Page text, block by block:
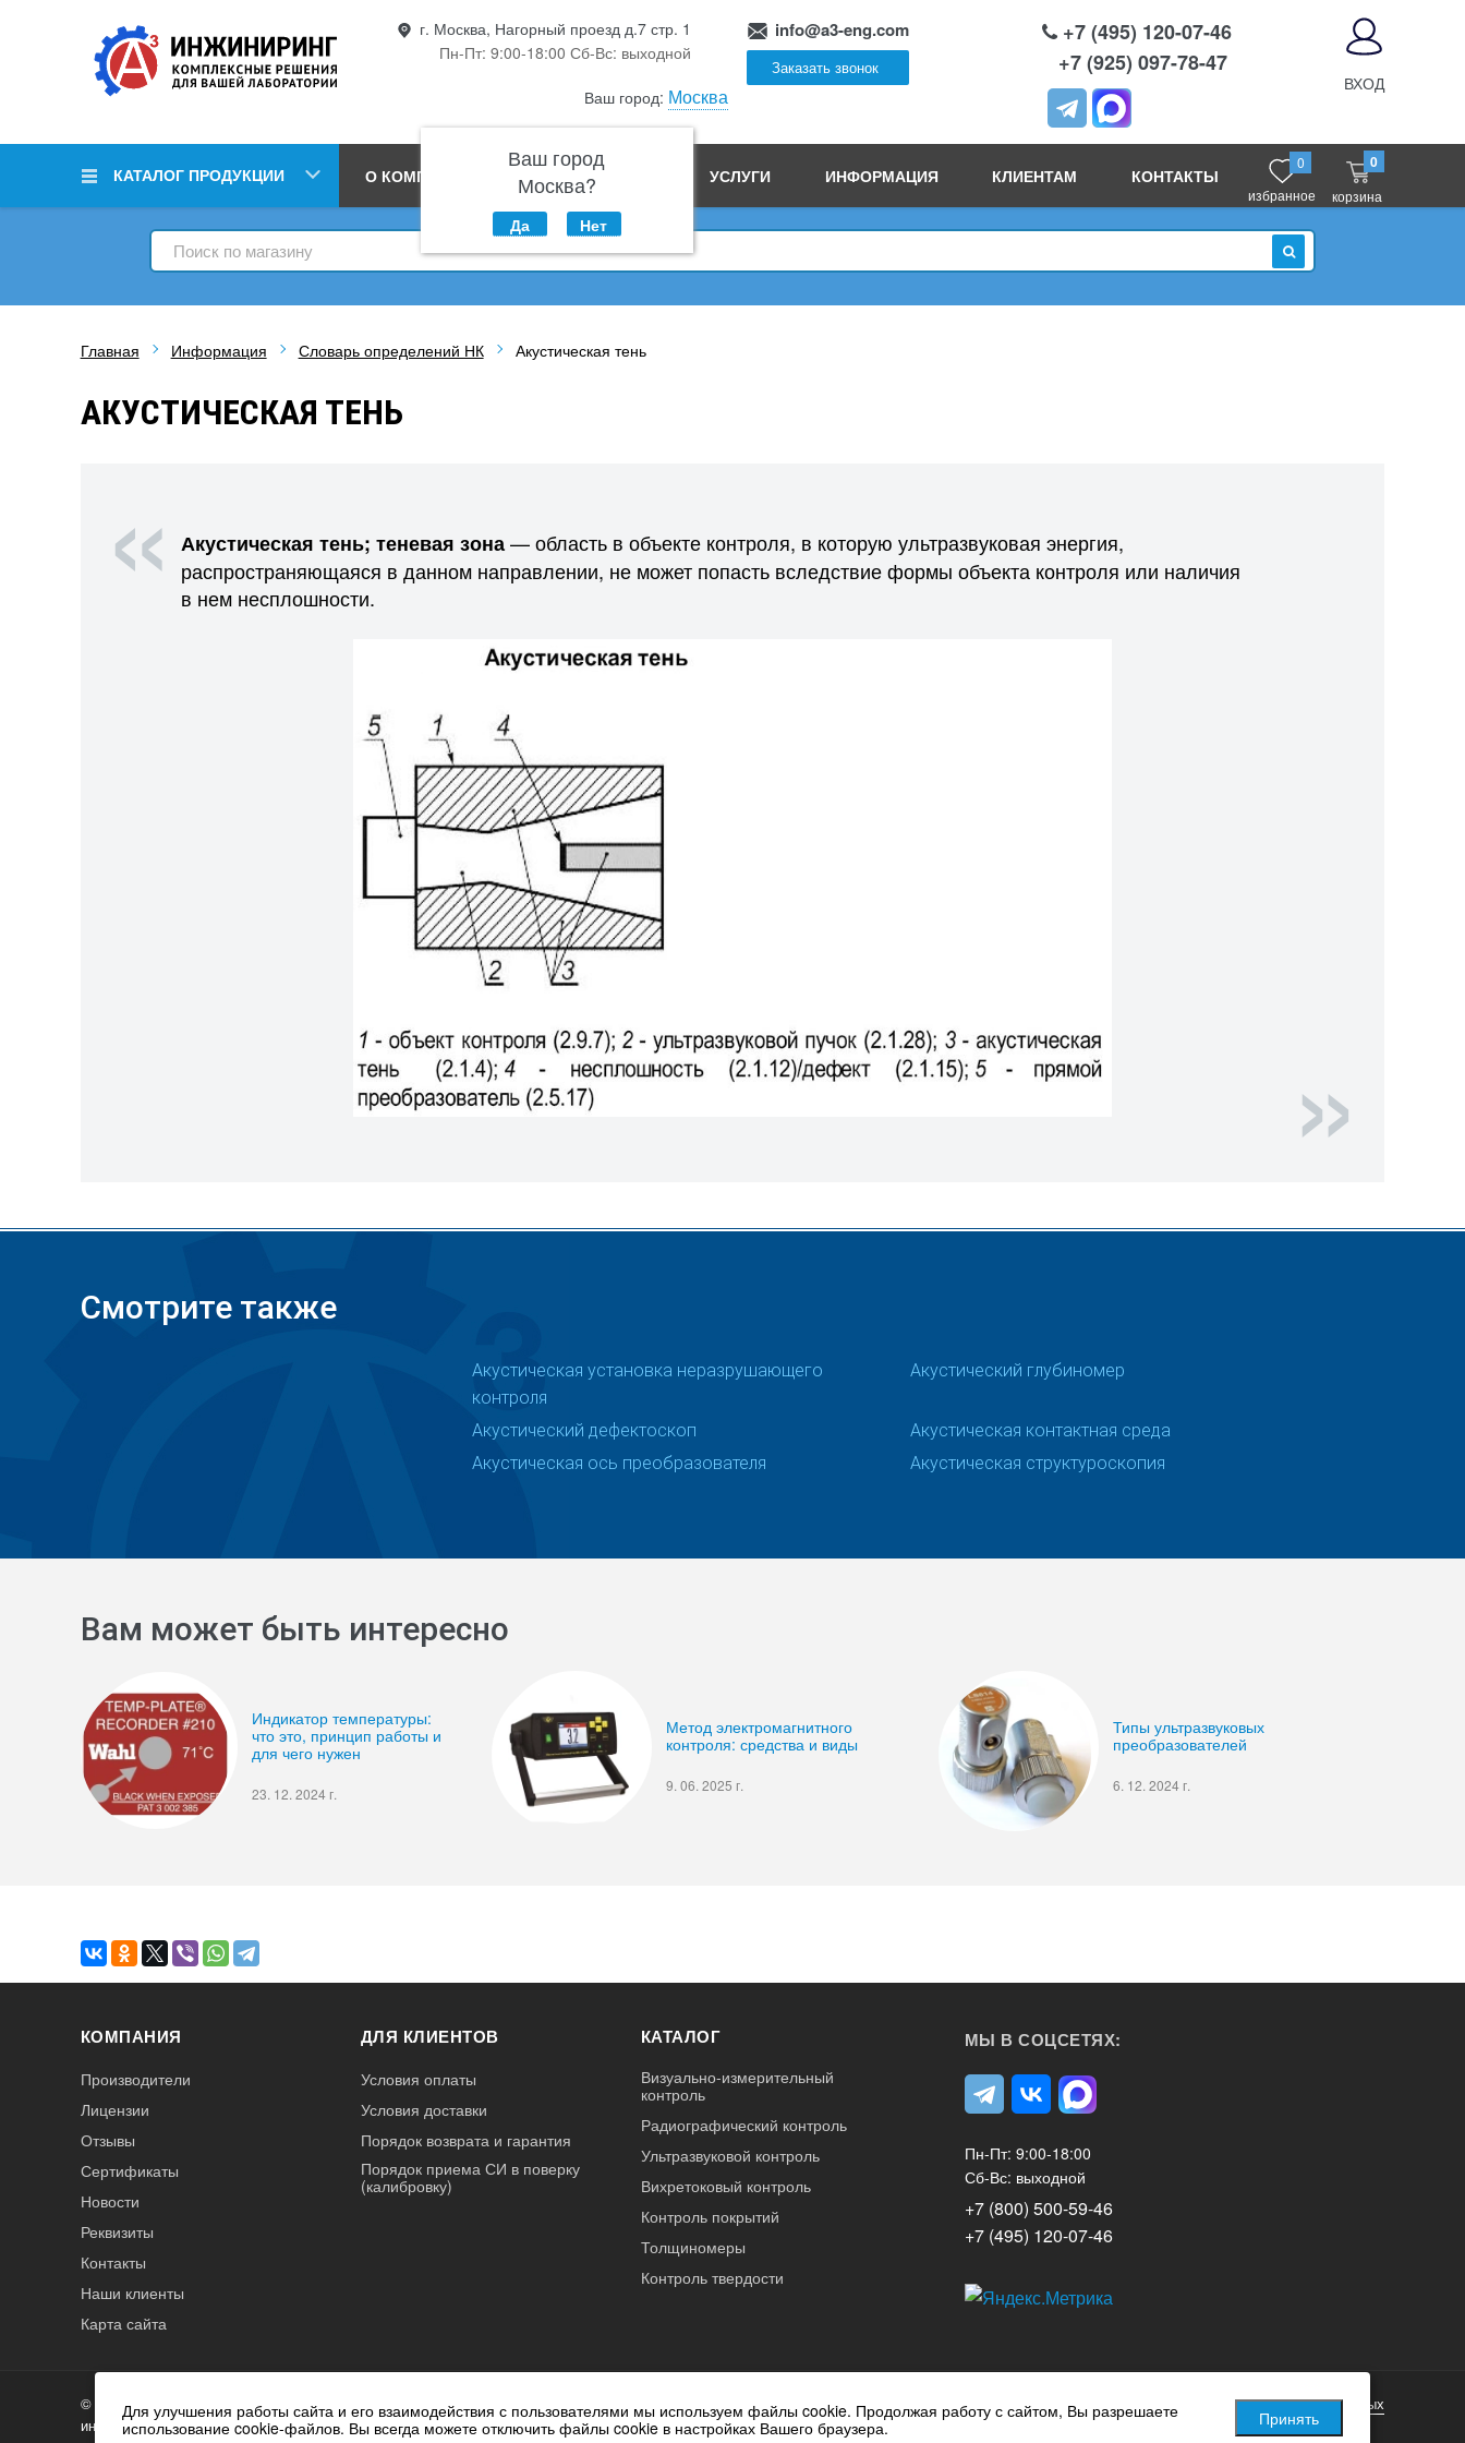
г. Москва, Нагорный проезд д.7 стр. 1
Пн-Пт: 9:00-18:00 Сб-Вс: выходной
Ваш город: Москва
Ваш город
Москва?
Да Нет
info@a3-eng.com
Заказать звонок
+7 (495) 120-07-46
+7 (925) 097-78-47
ВХОД
КАТАЛОГ ПРОДУКЦИИ О КОМПАНИИ ПРОИЗВОДСТВО УСЛУГИ ИНФОРМАЦИЯ КЛИЕНТАМ КОНТАКТЫ
0
избранное
0
корзина
ИСКАТЬ
Главная Информация Словарь определений НК Акустическая тень
АКУСТИЧЕСКАЯ ТЕНЬ
Акустическая тень; теневая зона— область в объекте контроля, в которую ультразвуковая энергия,
распространяющаяся в данном направлении, не может попасть вследствие формы объекта контроля или наличия
в нем несплошности.
Смотрите также
Акустическая установка неразрушающего
контроля
Акустический глубиномер
Акустический дефектоскоп
Акустическая контактная среда
Акустическая ось преобразователя
Акустическая структуроскопия
Вам может быть интересно
Индикатор температуры:
что это, принцип работы и
для чего нужен
23. 12. 2024 г.
Метод электромагнитного
контроля: средства и виды
9. 06. 2025 г.
Типы ультразвуковых
преобразователей
6. 12. 2024 г.
КОМПАНИЯ
Производители
Лицензии
Отзывы
Сертификаты
Новости
Реквизиты
Контакты
Наши клиенты
Карта сайта
ДЛЯ КЛИЕНТОВ
Условия оплаты
Условия доставки
Порядок возврата и гарантия
Порядок приема СИ в поверку
(калибровку)
КАТАЛОГ
Визуально-измерительный
контроль
Радиографический контроль
Ультразвуковой контроль
Вихретоковый контроль
Контроль покрытий
Толщиномеры
Контроль твердости
МЫ В СОЦСЕТЯХ:
Пн-Пт: 9:00-18:00
Сб-Вс: выходной
+7 (800) 500-59-46
+7 (495) 120-07-46
Инжиниринг
Нагорный© 2026 А3 Инжиниринг Обращаем Ваше внимание на то, что данный интернет-сайт носит исключительно
информационный характер и ни при каких условиях не является публичной офертой, определяемой
Политика обработки персональных данных
Для улучшения работы сайта и его взаимодействия с пользователями мы используем файлы cookie. Продолжая работу с сайтом, Вы разрешаете
использование cookie-файлов. Вы всегда можете отключить файлы cookie в настройках Вашего браузера.
Принять